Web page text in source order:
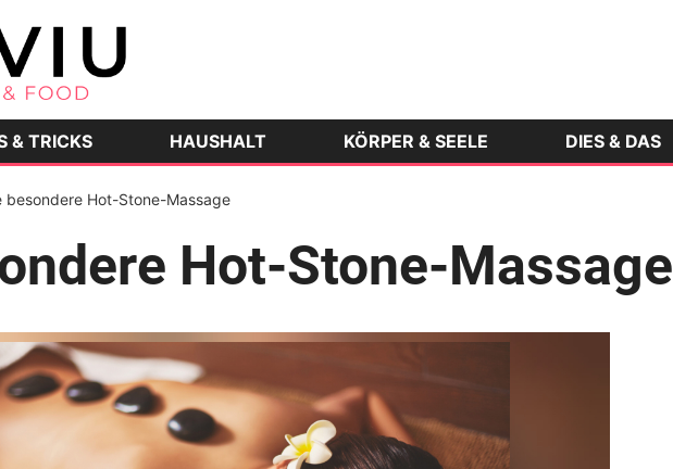
& TRICKS HAUSHALT KÖRPER & SEELE DIES & DAS
besondere Hot-Stone-Massage
Hot-Stone-Massage